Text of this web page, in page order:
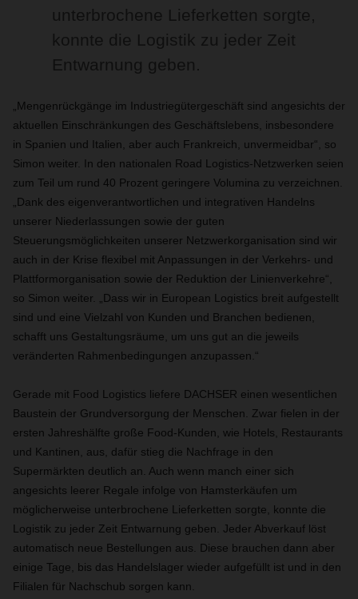
unterbrochene Lieferketten sorgte,
konnte die Logistik zu jeder Zeit
Entwarnung geben.
„Mengenrückgänge im Industriegütergeschäft sind angesichts der
aktuellen Einschränkungen des Geschäftslebens, insbesondere
in Spanien und Italien, aber auch Frankreich, unvermeidbar“, so
Simon weiter. In den nationalen Road Logistics-Netzwerken seien
zum Teil um rund 40 Prozent geringere Volumina zu verzeichnen.
„Dank des eigenverantwortlichen und integrativen Handelns
unserer Niederlassungen sowie der guten
Steuerungsmöglichkeiten unserer Netzwerkorganisation sind wir
auch in der Krise flexibel mit Anpassungen in der Verkehrs- und
Plattformorganisation sowie der Reduktion der Linienverkehre“,
so Simon weiter. „Dass wir in European Logistics breit aufgestellt
sind und eine Vielzahl von Kunden und Branchen bedienen,
schafft uns Gestaltungsräume, um uns gut an die jeweils
veränderten Rahmenbedingungen anzupassen.“
Gerade mit Food Logistics liefere DACHSER einen wesentlichen
Baustein der Grundversorgung der Menschen. Zwar fielen in der
ersten Jahreshälfte große Food-Kunden, wie Hotels, Restaurants
und Kantinen, aus, dafür stieg die Nachfrage in den
Supermärkten deutlich an. Auch wenn manch einer sich
angesichts leerer Regale infolge von Hamsterkäufen um
möglicherweise unterbrochene Lieferketten sorgte, konnte die
Logistik zu jeder Zeit Entwarnung geben. Jeder Abverkauf löst
automatisch neue Bestellungen aus. Diese brauchen dann aber
einige Tage, bis das Handelslager wieder aufgefüllt ist und in den
Filialen für Nachschub sorgen kann.